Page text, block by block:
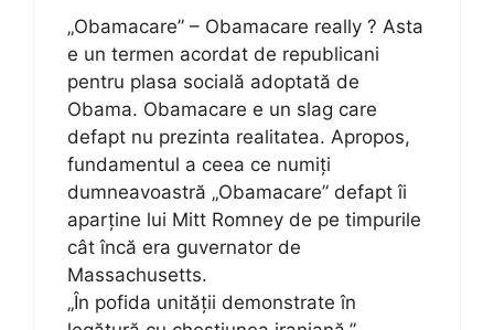
„Obamacare” – Obamacare really ? Asta
e un termen acordat de republicani
pentru plasa socială adoptată de
Obama. Obamacare e un slag care
defapt nu prezinta realitatea. Apropos,
fundamentul a ceea ce numiți
dumneavoastră „Obamacare” defapt îi
aparține lui Mitt Romney de pe timpurile
cât încă era guvernator de
Massachusetts.
„În pofida unității demonstrate în